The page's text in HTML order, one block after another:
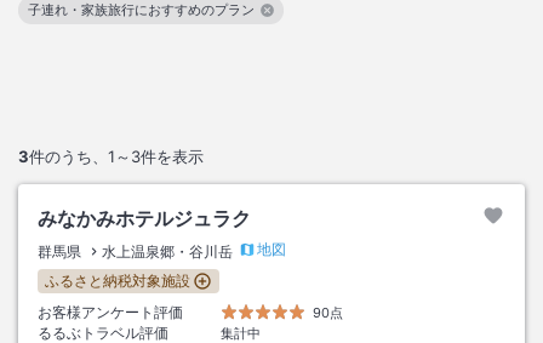
3件のうち、 1～3件を表示
子連れ・家族旅行におすすめのプラン
この絞り込み条件を解除
みなかみホテルジュラク
群馬県 水上温泉郷・谷川岳
地図
ふるさと納税対象施設
お客様アンケート評価
90点
るるぶトラベル評価
集計中